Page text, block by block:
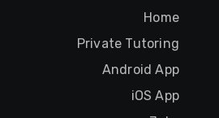
Home
Private Tutoring
Android App
iOS App